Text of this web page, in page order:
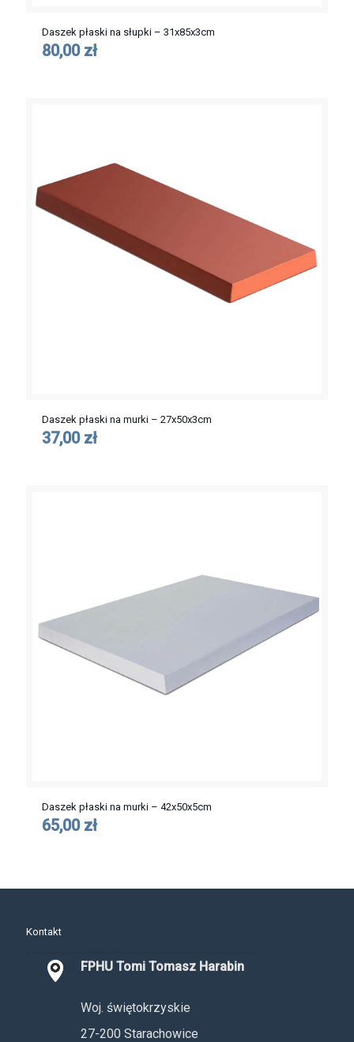
Daszek płaski na słupki – 31x85x3cm
80,00 zł
Daszek płaski na murki – 27x50x3cm
37,00 zł
Daszek płaski na murki – 42x50x5cm
65,00 zł
Kontakt
FPHU Tomi Tomasz Harabin
Woj. świętokrzyskie
27-200 Starachowice